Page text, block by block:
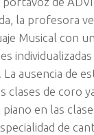
la profesora
Musical con
La ausencia de
clases de coro
en las
de